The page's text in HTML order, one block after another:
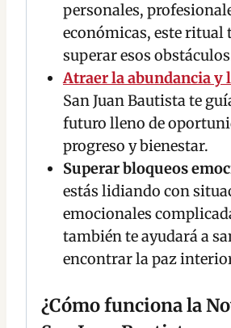
personales,
económicas, este
superar esos
Atraer la abundancia y
San Juan Bautista te
futuro lleno de
progreso y bienestar.
Superar bloqueos
estás lidiando con
emocionales
también te ayudará a
encontrar la paz
¿Cómo funciona la